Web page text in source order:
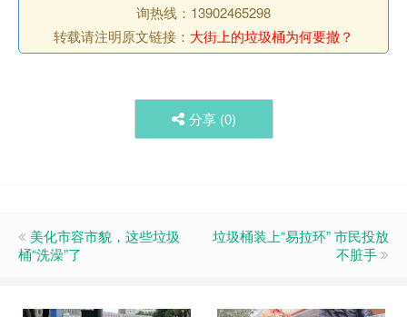
询热线：13902465298
转载请注明原文链接： 大街上的垃圾桶为何要撤？
分享 (0)
美化市容市貌，这些垃圾
桶“洗澡”了
垃圾桶装上“易拉环” 市民投放
不脏手